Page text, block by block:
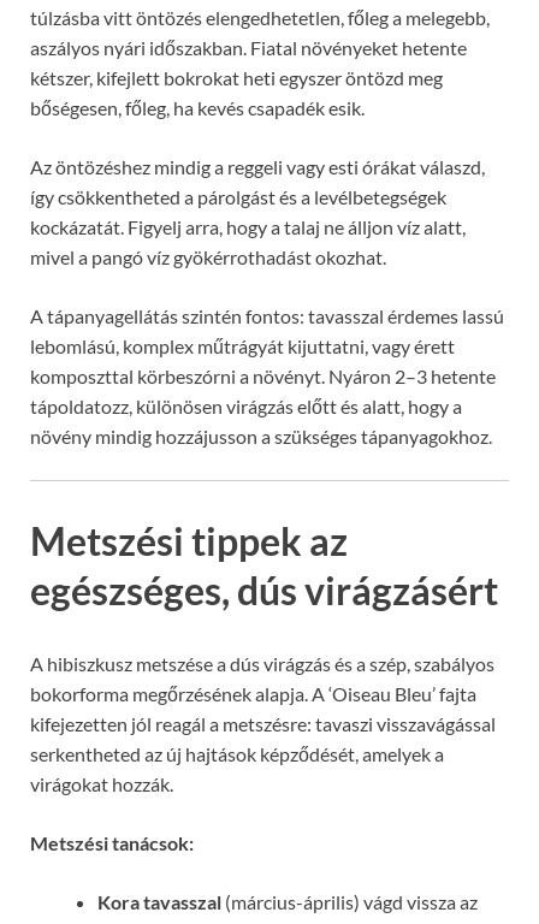
túlzásba vitt öntözés elengedhetetlen, főleg a melegebb,
aszályos nyári időszakban. Fiatal növényeket hetente
kétszer, kifejlett bokrokat heti egyszer öntözd meg
bőségesen, főleg, ha kevés csapadék esik.
Az öntözéshez mindig a reggeli vagy esti órákat válaszd,
így csökkentheted a párolgást és a levélbetegségek
kockázatát. Figyelj arra, hogy a talaj ne álljon víz alatt,
mivel a pangó víz gyökérrothadást okozhat.
A tápanyagellátás szintén fontos: tavasszal érdemes lassú
lebomlású, komplex műtrágyát kijuttatni, vagy érett
komposzttal körbeszórni a növényt. Nyáron 2–3 hetente
tápoldatozz, különösen virágzás előtt és alatt, hogy a
növény mindig hozzájusson a szükséges tápanyagokhoz.
Metszési tippek az
egészséges, dús virágzásért
A hibiszkusz metszése a dús virágzás és a szép, szabályos
bokorforma megőrzésének alapja. A ‘Oiseau Bleu’ fajta
kifejezetten jól reagál a metszésre: tavaszi visszavágással
serkentheted az új hajtások képződését, amelyek a
virágokat hozzák.
Metszési tanácsok:
Kora tavasszal (március-április) vágd vissza az